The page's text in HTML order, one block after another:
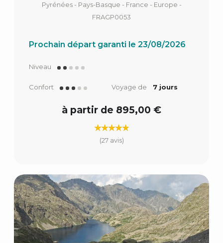
Pyrénées - Pays-Basque - France - Europe -
FRAGP0053
Prochain départ garanti le 23/08/2026
Niveau
Confort Voyage de 7 jours
à partir de 895,00 €
(27 avis)